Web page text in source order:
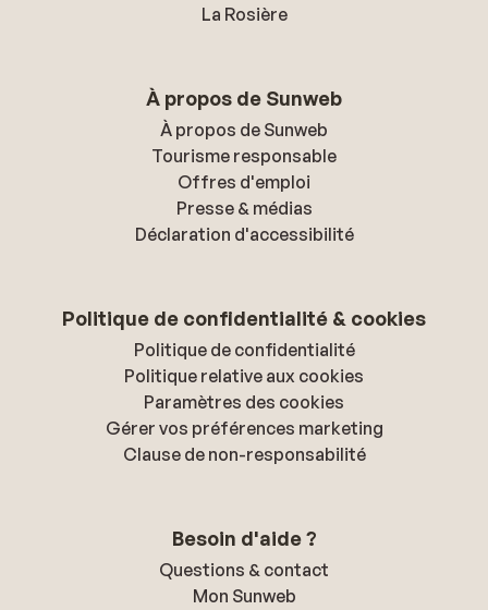
La Rosière
À propos de Sunweb
À propos de Sunweb
Tourisme responsable
Offres d'emploi
Presse & médias
Déclaration d'accessibilité
Politique de confidentialité & cookies
Politique de confidentialité
Politique relative aux cookies
Paramètres des cookies
Gérer vos préférences marketing
Clause de non-responsabilité
Besoin d'aide ?
Questions & contact
Mon Sunweb